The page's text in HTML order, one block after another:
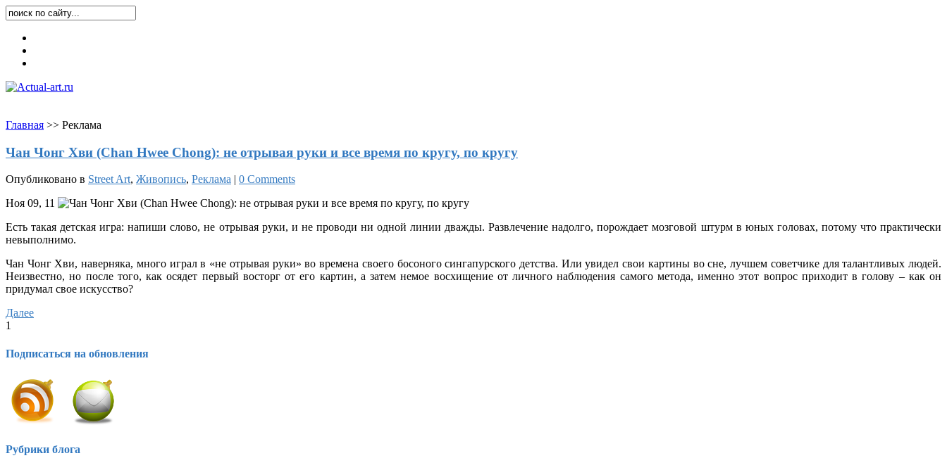
Главная >> Реклама
Чан Чонг Хви (Chan Hwee Chong): не отрывая руки и все время по кругу, по кругу
Опубликовано в Street Art, Живопись, Реклама | 0 Comments
Ноя 09, 11
Есть такая детская игра: напиши слово, не отрывая руки, и не проводи ни одной линии дважды. Развлечение надолго, порождает мозговой штурм в юных головах, потому что практически
невыполнимо.
Чан Чонг Хви, наверняка, много играл в «не отрывая руки» во времена своего босоного сингапурского детства. Или увидел свои картины во сне, лучшем советчике для талантливых людей.
Неизвестно, но после того, как осядет первый восторг от его картин, а затем немое восхищение от личного наблюдения самого метода, именно этот вопрос приходит в голову – как он
придумал свое искусство?
Далее
1
Подписаться на обновления
Рубрики блога